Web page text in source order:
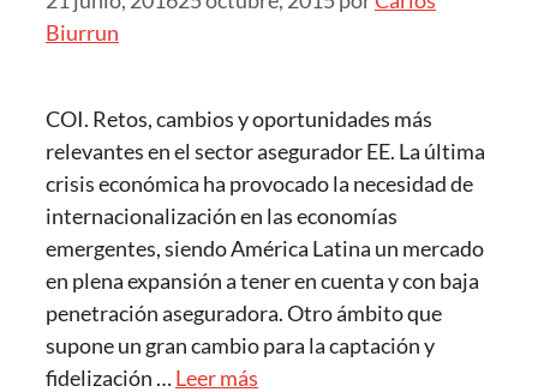
Biurrun
COI. Retos, cambios y oportunidades más
relevantes en el sector asegurador EE. La última
crisis económica ha provocado la necesidad de
internacionalización en las economías
emergentes, siendo América Latina un mercado
en plena expansión a tener en cuenta y con baja
penetración aseguradora. Otro ámbito que
supone un gran cambio para la captación y
fidelización …Leer más